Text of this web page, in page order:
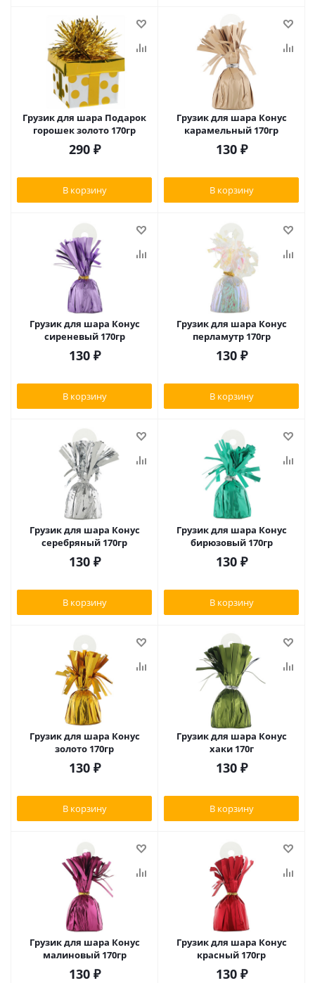
Грузик для шара Подарок
горошек золото 170гр
290₽
В корзину
Грузик для шара Конус
карамельный 170гр
130₽
В корзину
Грузик для шара Конус
сиреневый 170гр
130₽
В корзину
Грузик для шара Конус
перламутр 170гр
130₽
В корзину
Грузик для шара Конус
серебряный 170гр
130₽
В корзину
Грузик для шара Конус
бирюзовый 170гр
130₽
В корзину
Грузик для шара Конус
золото 170гр
130₽
В корзину
Грузик для шара Конус
хаки 170г
130₽
В корзину
Грузик для шара Конус
малиновый 170гр
130₽
Грузик для шара Конус
красный 170гр
130₽